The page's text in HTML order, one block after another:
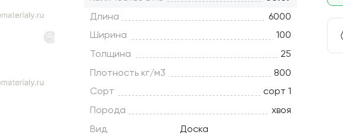
Длина
6000
Ширина
100
Толщина
25
Плотность кг/м3
800
Сорт
сорт 1
Порода
хвоя
Вид
Доска